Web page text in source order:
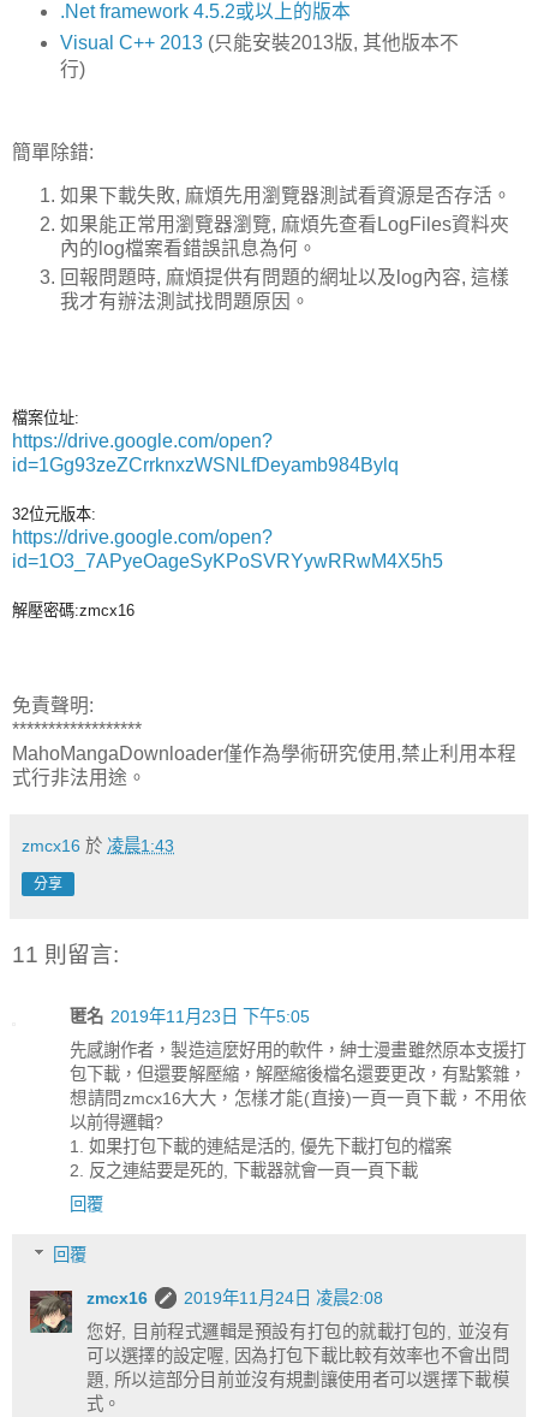
.Net framework 4.5.2或以上的版本
Visual C++ 2013(只能安裝2013版, 其他版本不
行)
簡單除錯:
如果下載失敗, 麻煩先用瀏覽器測試看資源是否存活。
如果能正常用瀏覽器瀏覽, 麻煩先查看LogFiles資料夾
內的log檔案看錯誤訊息為何。
回報問題時, 麻煩提供有問題的網址以及log內容, 這樣
我才有辦法測試找問題原因。
檔案位址:
https://drive.google.com/open?
id=1Gg93zeZCrrknxzWSNLfDeyamb984Bylq
32位元版本:
https://drive.google.com/open?
id=1O3_7APyeOageSyKPoSVRYywRRwM4X5h5
解壓密碼:zmcx16
免責聲明:
******************
MahoMangaDownloader僅作為學術研究使用,禁止利用本程
式行非法用途。
zmcx16 於 凌晨1:43
分享
11 則留言:
匿名 2019年11月23日 下午5:05
先感謝作者，製造這麼好用的軟件，紳士漫畫雖然原本支援打
包下載，但還要解壓縮，解壓縮後檔名還要更改，有點繁雜，
想請問zmcx16大大，怎樣才能(直接)一頁一頁下載，不用依
以前得邏輯?
1. 如果打包下載的連結是活的, 優先下載打包的檔案
2. 反之連結要是死的, 下載器就會一頁一頁下載
回覆
回覆
zmcx16
2019年11月24日 凌晨2:08
您好, 目前程式邏輯是預設有打包的就載打包的, 並沒有
可以選擇的設定喔, 因為打包下載比較有效率也不會出問
題, 所以這部分目前並沒有規劃讓使用者可以選擇下載模
式。